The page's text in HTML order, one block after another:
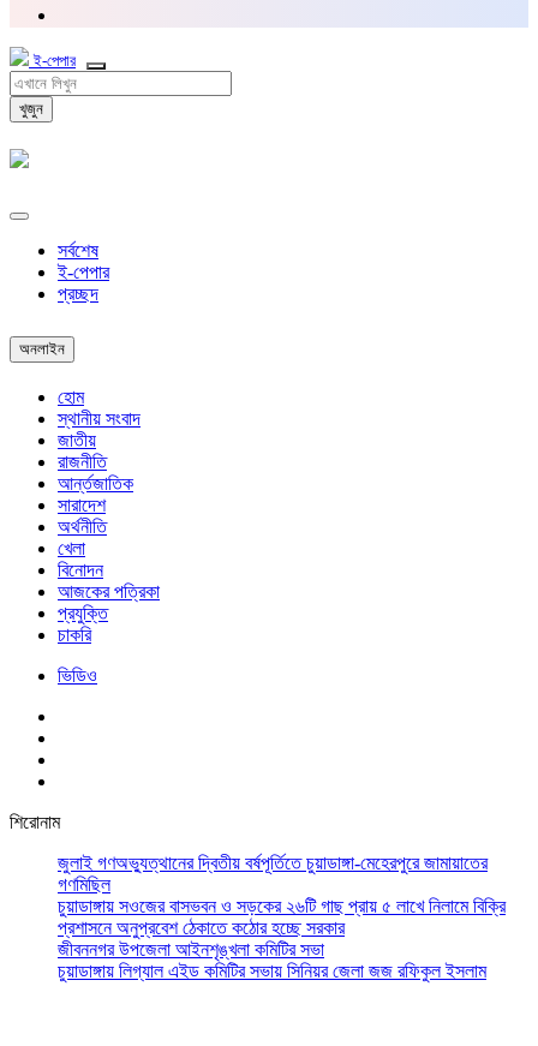
ই-পেপার
খুজুন
সর্বশেষ
ই-পেপার
প্রচ্ছদ
অনলাইন
হোম
স্থানীয় সংবাদ
জাতীয়
রাজনীতি
আর্ন্তজাতিক
সারাদেশ
অর্থনীতি
খেলা
বিনোদন
আজকের পত্রিকা
প্রযুক্তি
চাকরি
ভিডিও
শিরোনাম
জুলাই গণঅভ্যুত্থানের দ্বিতীয় বর্ষপূর্তিতে চুয়াডাঙ্গা-মেহেরপুরে জামায়াতের
গণমিছিল
চুয়াডাঙ্গায় সওজের বাসভবন ও সড়কের ২৬টি গাছ প্রায় ৫ লাখে নিলামে বিক্রি
প্রশাসনে অনুপ্রবেশ ঠেকাতে কঠোর হচ্ছে সরকার
জীবননগর উপজেলা আইনশৃঙ্খলা কমিটির সভা
চুয়াডাঙ্গায় লিগ্যাল এইড কমিটির সভায় সিনিয়র জেলা জজ রফিকুল ইসলাম